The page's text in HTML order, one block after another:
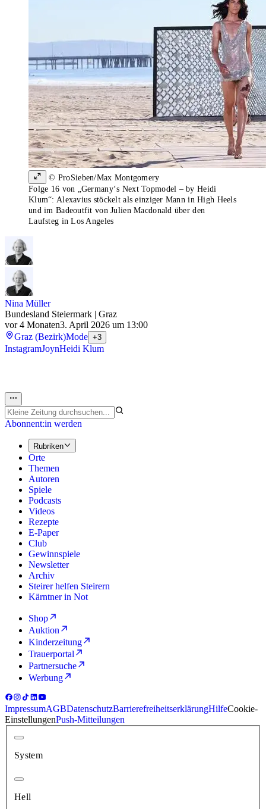
© ProSieben/Max Montgomery
Folge 16 von „Germany‘s Next Topmodel – by Heidi
Klum“: Alexavius stöckelt als einziger Mann in High Heels
und im Badeoutfit von Julien Macdonald über den
Laufsteg in Los Angeles
Nina Müller
Bundesland Steiermark | Graz
vor 4 Monaten3. April 2026 um 13:00
Graz (Bezirk)Mode +3
InstagramJoynHeidi Klum
Abonnent:in werden
Rubriken
Orte
Themen
Autoren
Spiele
Podcasts
Videos
Rezepte
E-Paper
Club
Gewinnspiele
Newsletter
Archiv
Steirer helfen Steirern
Kärntner in Not
Shop
Auktion
Kinderzeitung
Trauerportal
Partnersuche
Werbung
ImpressumAGBDatenschutzBarrierefreiheitserklärungHilfeCookie-
EinstellungenPush-Mitteilungen
System
Hell